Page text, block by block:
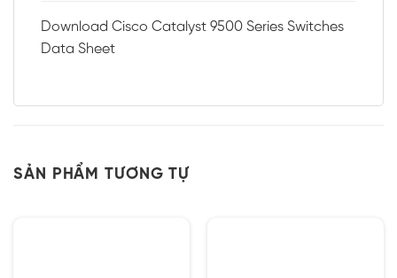
Download Cisco Catalyst 9500 Series Switches
Data Sheet
SẢN PHẨM TƯƠNG TỰ